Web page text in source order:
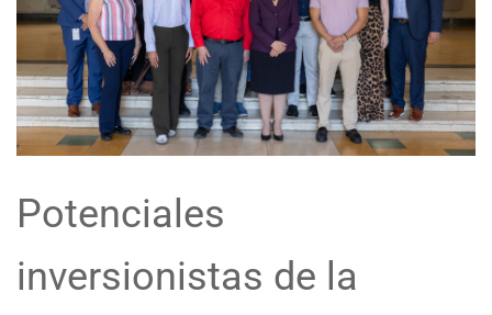
Potenciales
inversionistas de la